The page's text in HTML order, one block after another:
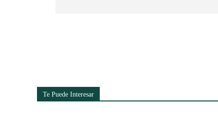
Te Puede Interesar